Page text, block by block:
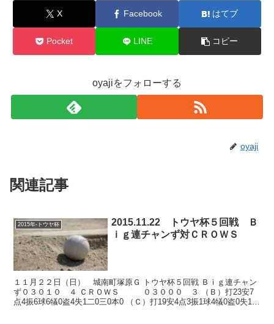
X Facebook はてブ
Pocket LINE コピー
oyajiをフォローする
oyaji
関連記事
2015年-トウヤ杯
2015.11.22 トウヤ杯５回戦 Ｂ
ｉｇ連チャンず対ＣＲＯＷＳ
１１月２２日（日） 城南町塚原Ｇ トウヤ杯５回戦 Ｂｉｇ連チャン
ず０３０１０ ４ ＣＲＯＷＳ ０３０００ ３ （Ｂ）打23安7
点4振6球6犠0盗4失1二0三0本0 （Ｃ）打19安4点3振1球4犠0盗0失1二